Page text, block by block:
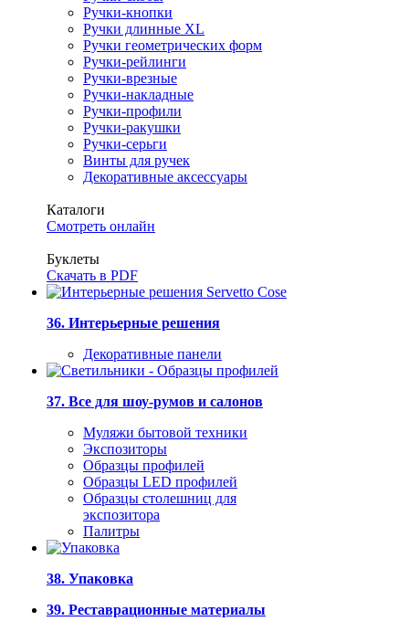
Ручки-кнопки
Ручки длинные XL
Ручки геометрических форм
Ручки-рейлинги
Ручки-врезные
Ручки-накладные
Ручки-профили
Ручки-ракушки
Ручки-серьги
Винты для ручек
Декоративные аксессуары
Каталоги
Смотреть онлайн
Буклеты
Скачать в PDF
36. Интерьерные решения
Декоративные панели
37. Все для шоу-румов и салонов
Муляжи бытовой техники
Экспозиторы
Образцы профилей
Образцы LED профилей
Образцы столешниц для
экспозитора
Палитры
38. Упаковка
39. Реставрационные материалы